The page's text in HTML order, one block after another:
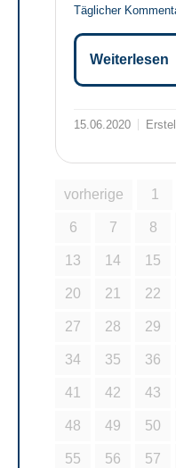
Täglicher
Weiterlesen
15.06.2020
vorherige 1
6 7 8
13 14 15
20 21 22
27 28 29
34 35 36
41 42 43
48 49 50
55 56 57